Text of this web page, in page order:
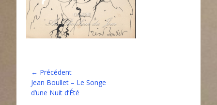
Navigation
de
l’article
← Précédent
Article
précédent :
Jean Boullet – Le Songe
d’une Nuit d’Été